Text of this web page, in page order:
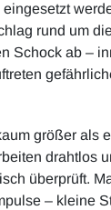
rund um
Schock ab –
größer als
drahtlos
überprüft.
– kleine